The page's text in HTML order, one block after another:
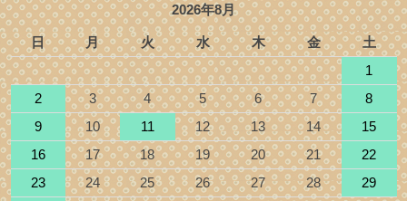
2026年8月
日 月 火 水 木 金
土
1
2
3 4 5 6 7
8
9
10 11 12 13 14
15
16
17 18 19 20 21
22
23
24 25 26 27 28
29